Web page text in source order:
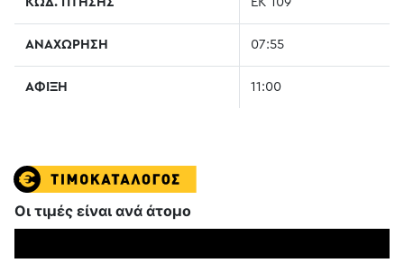
ΑΝΑΧΩΡΗΣΗ 07:55
ΑΦΙΞΗ 11:00
Οι τιμές είναι ανά άτομο